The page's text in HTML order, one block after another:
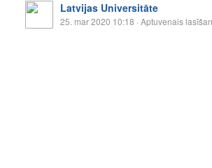
Latvijas Universitāte
25. mar 2020 10:18 · Aptuvenais